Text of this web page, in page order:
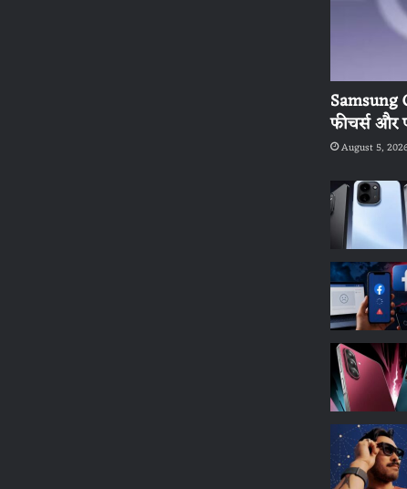
Samsung
फीचर्स और
August 5,